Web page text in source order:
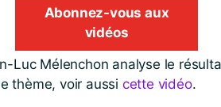
Abonnez-vous aux
vidéos
Luc Mélenchon analyse le
thème, voir aussi cette vidéo.